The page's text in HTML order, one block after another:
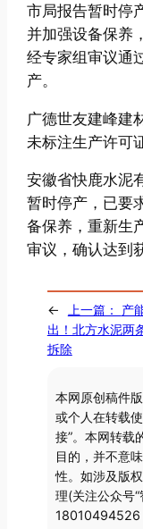
市局报告暂时停
并加强设备保养
经专家组审议通
产。
广德世友建峰
未标注生产许可
安徽省快鹿水
暂时停产，已要
备保养，重新生
审议，确认达到
← 上一篇： 产
出！北方水泥两
拆除
本网原创稿件
或个人在转载
接”。本网转载
目的，并不意
性。如涉及版
理(关注公众号“
18010494526